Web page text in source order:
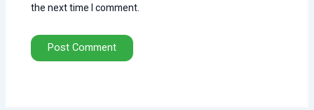
the next time I comment.